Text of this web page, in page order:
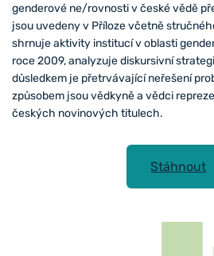
genderové ne/rovnosti v české vědě
jsou uvedeny v Příloze včetně
shrnuje aktivity institucí v oblasti
roce 2009, analyzuje diskursivní
důsledkem je přetrvávající neřešení
způsobem jsou vědkyně a vědci
českých novinových titulech.
Stáhnout